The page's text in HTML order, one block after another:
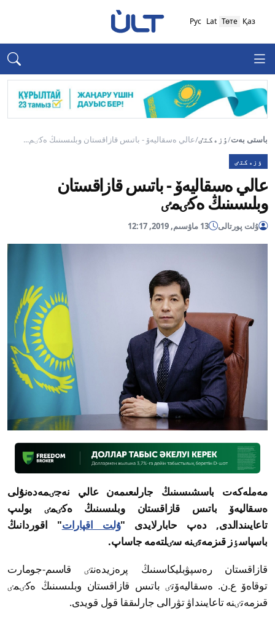
Қаз
Төте
Lat
Рус
باستى بەت/ٶزەكتٸ/عالي ەسقاليەۆ - باتىس قازاقستان وبلىسىنىڭ ەكٸم...
ٶزەكتٸ
عالي ەسقاليەۆ - باتىس قازاقستان
وبلىسىنىڭ ەكٸمٸ
ۇلت پورتالى 13 ماۋسىم, 2019, 12:17
مەملەكەت باسشىسىنىڭ جارلىعىمەن عالي نەجٸمەدەنۇلى
ەسقاليەۆ باتىس قازاقستان وبلىسىنىڭ ەكٸمٸ بولىپ
تاعايىندالدى, دەپ حابارلايدى "ۇلت اقپارات" اقوردانىڭ
باسپاسٶز قىزمەتٸنە سٸلتەمە جاساپ.
قازاقستان رەسپۋبليكاسىنىڭ پرەزيدەنتٸ قاسىم-جومارت
توقاەۆ ع.ن. ەسقاليەۆتٸ باتىس قازاقستان وبلىسىنىڭ ەكٸمٸ
قىزمەتٸنە تاعايىنداۋ تۋرالى جارلىققا قول قويدى.